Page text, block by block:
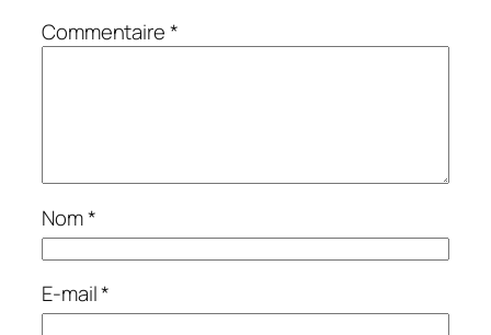
Commentaire*
Nom*
E-mail*